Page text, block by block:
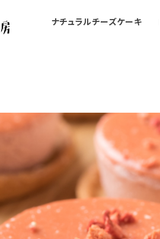
ナチュラルチーズケーキ